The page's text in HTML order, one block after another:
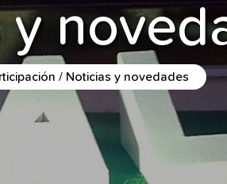
y
Noticias y novedades